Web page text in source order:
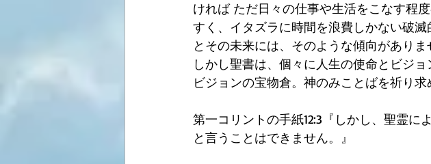
ければ ただ日々の仕事や生活をこなす程
すく、イタズラに時間を浪費しかない破
とその未来には、そのような傾向がありま
しかし聖書は、個々に人生の使命とビジ
ビジョンの宝物倉。神のみことばを祈り
第一コリントの手紙12:3『しかし、聖霊に
と言うことはできません。』